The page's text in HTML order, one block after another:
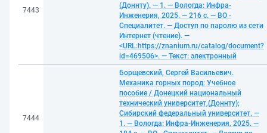
7443
(Доннту). — 1. — Вологда: Инфра-
Инженерия, 2025. — 216 с. — ВО -
Специалитет. — Доступ по паролю из сети
Интернет (чтение). —
<URL:https://znanium.ru/catalog/document?
id=469506>. — Текст: электронный
7444
Борщевский, Сергей Васильевич.
Механика горных пород: Учебное
пособие / Донецкий национальный
технический университет,(Доннту);
Сибирский федеральный университет. —
1. — Вологда: Инфра-Инженерия, 2025. —